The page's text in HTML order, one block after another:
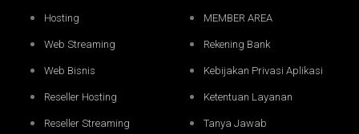
Hosting
Web Streaming
Web Bisnis
Reseller Hosting
Reseller Streaming
MEMBER AREA
Rekening Bank
Kebijakan Privasi Aplikasi
Ketentuan Layanan
Tanya Jawab